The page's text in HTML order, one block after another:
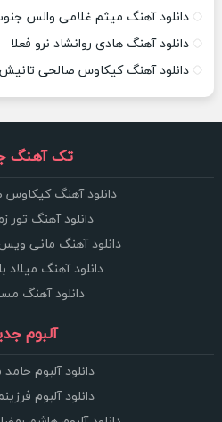
دانلود آهنگ میثم غلامی والس
دانلود آهنگ هادی روانشاد نرو فعلا
دانلود آهنگ کیکاوس صالحی تانیش
تک آهنگ
دانلود آهنگ کیکاوس
دانلود آهنگ تور
دانلود آهنگ مانی
دانلود آهنگ میلاد
دانلود آهنگ
آلبوم
دانلود آلبوم
دانلود آلبوم فرزینم4 ای